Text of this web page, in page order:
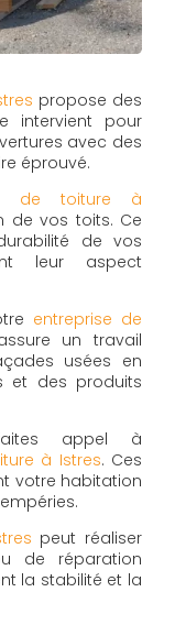
propose des
intervient pour
avec des
éprouvé.
de toiture à
de vos toits. Ce
de vos
leur aspect
entreprise de
un travail
usées en
et des produits
appel à
à Istres. Ces
votre habitation
peut réaliser
de réparation
la stabilité et la